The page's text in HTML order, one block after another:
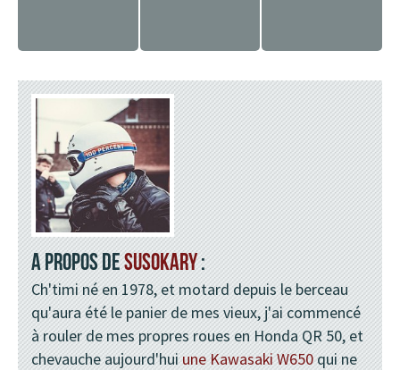
A PROPOS DESUSOKARY:
Ch'timi né en 1978, et motard depuis le berceau
qu'aura été le panier de mes vieux, j'ai commencé
à rouler de mes propres roues en Honda QR 50, et
chevauche aujourd'huiune Kawasaki W650qui ne